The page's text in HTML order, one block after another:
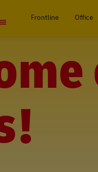
Frontline Office